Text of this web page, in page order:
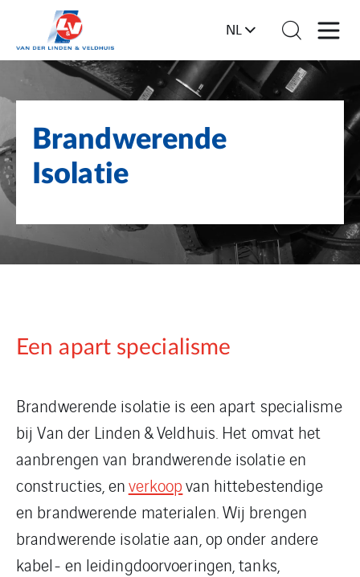
NL
Brandwerende
Isolatie
Een apart specialisme
Brandwerende isolatie is een apart specialisme
bij Van der Linden & Veldhuis. Het omvat het
aanbrengen van brandwerende isolatie en
constructies, enverkoopvan hittebestendige
en brandwerende materialen. Wij brengen
brandwerende isolatie aan, op onder andere
kabel- en leidingdoorvoeringen, tanks,